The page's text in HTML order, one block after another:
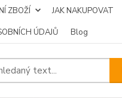
ZBOŽÍ JAK NAKUPOVAT
ÚDAJŮ Blog